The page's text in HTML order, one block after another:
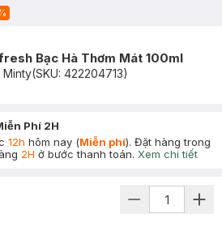
Bạc Hà Thơm Mát 100ml
Minty(SKU: 422204713)
Phí 2H
12h hôm nay (Miễn phí). Đặt hàng trong
2H ở bước thanh toán. Xem chi tiết